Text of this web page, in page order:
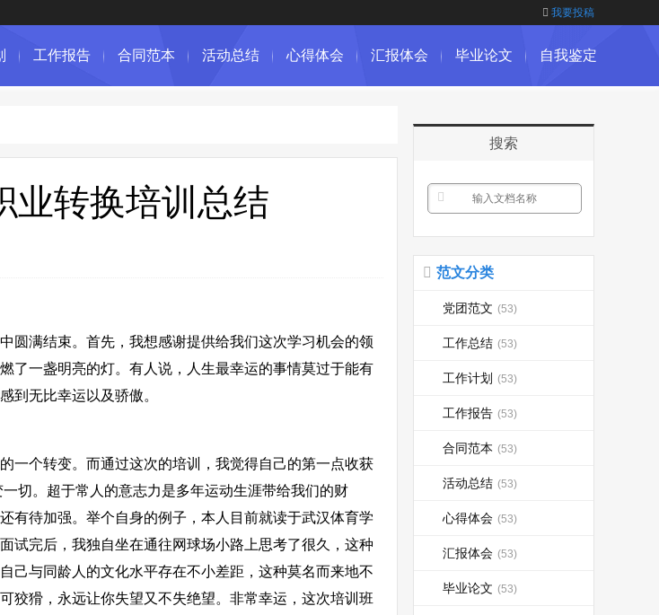
我要投稿
工作报告 合同范本 活动总结 心得体会 汇报体会 毕业论文 自我鉴定
业转换培训总结
满结束。首先，我想感谢提供给我们这次学习机会的领
了一盏明亮的灯。有人说，人生最幸运的事情莫过于能有
到无比幸运以及骄傲。
个转变。而通过这次的培训，我觉得自己的第一点收获
切。超于常人的意志力是多年运动生涯带给我们的财
有待加强。举个自身的例子，本人目前就读于武汉体育学
试完后，我独自坐在通往网球场小路上思考了很久，这种
己与同龄人的文化水平存在不小差距，这种莫名而来地不
狡猾，永远让你失望又不失绝望。非常幸运，这次培训班
搜索
范文分类
党团范文 (53)
工作总结 (53)
工作计划 (53)
工作报告 (53)
合同范本 (53)
活动总结 (53)
心得体会 (53)
汇报体会 (53)
毕业论文 (53)